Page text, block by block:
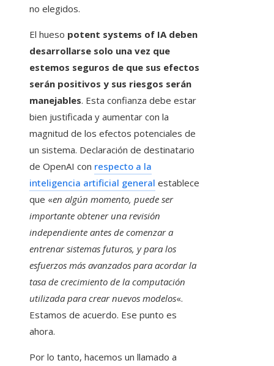
no elegidos.
El hueso potent systems of IA deben
desarrollarse solo una vez que
estemos seguros de que sus efectos
serán positivos y sus riesgos serán
manejables. Esta confianza debe estar
bien justificada y aumentar con la
magnitud de los efectos potenciales de
un sistema. Declaración de destinatario
de OpenAI con respecto a la
inteligencia artificial general establece
que «en algún momento, puede ser
importante obtener una revisión
independiente antes de comenzar a
entrenar sistemas futuros, y para los
esfuerzos más avanzados para acordar la
tasa de crecimiento de la computación
utilizada para crear nuevos modelos«.
Estamos de acuerdo. Ese punto es
ahora.
Por lo tanto, hacemos un llamado a